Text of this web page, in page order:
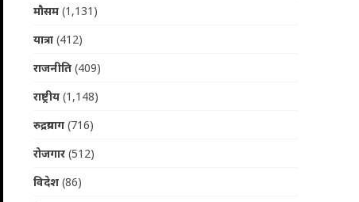
मौसम(1,131)
यात्रा(412)
राजनीति(409)
राष्ट्रीय(1,148)
रुद्रप्रयाग(716)
रोजगार(512)
विदेश(86)